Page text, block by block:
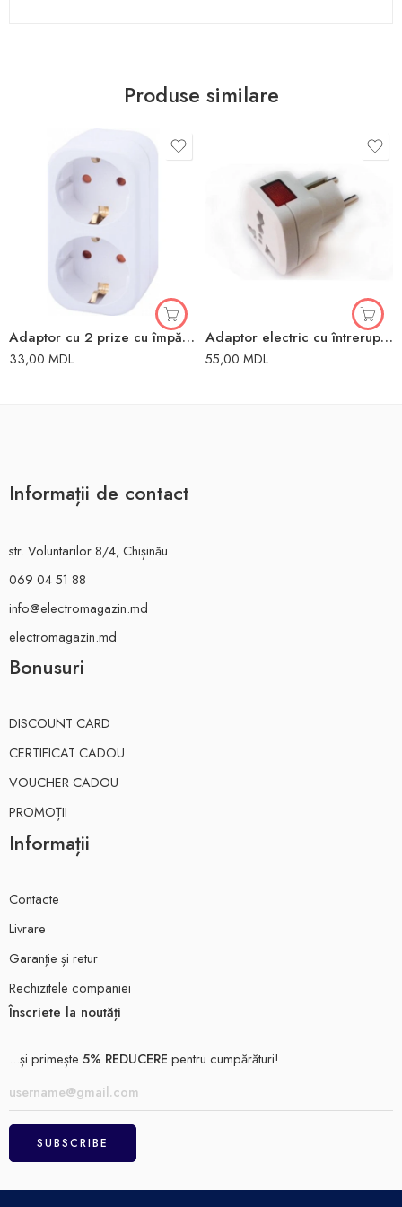
Produse similare
Adaptor cu 2 prize cu împământare alb 2P+PE 16A 220V Enext
33,00 MDL
Adaptor electric cu întrerupător alb 16A
55,00 MDL
Informații de contact
str. Voluntarilor 8/4, Chișinău
069 04 51 88
info@electromagazin.md
electromagazin.md
Bonusuri
DISCOUNT CARD
CERTIFICAT CADOU
VOUCHER CADOU
PROMOȚII
Informații
Contacte
Livrare
Garanție și retur
Rechizitele companiei
Înscriete la noutăți
...și primește 5% REDUCERE pentru cumpărături!